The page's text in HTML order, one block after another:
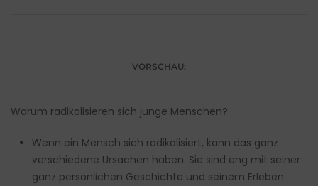
VORSCHAU:
Warum radikalisieren sich junge Menschen?
Wenn ein Mensch sich radikalisiert, kann das ganz
verschiedene Ursachen haben. Sie sind eng mit seiner
ganz persönlichen Geschichte und seinem Erleben